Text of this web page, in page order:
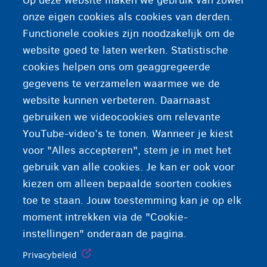
zich (tijdelijk) verborgen houden. De Dienst
Vreemdelingenzaken beschouwt verschillende
handelingen als een vorm van 'onderduiken'.
onze eigen cookies als cookies van derden.
Functionele cookies zijn noodzakelijk om de
website goed te laten werken. Statistische
cookies helpen ons om geaggregeerde
gegevens te verzamelen waarmee we de
website kunnen verbeteren. Daarnaast
gebruiken we videocookies om relevante
YouTube-video’s te tonen. Wanneer je kiest
voor "Alles accepteren", stem je in met het
gebruik van alle cookies. Je kan er ook voor
kiezen om alleen bepaalde soorten cookies
toe te staan. Jouw toestemming kan je op elk
moment intrekken via de "Cookie-
instellingen" onderaan de pagina.
Privacybeleid